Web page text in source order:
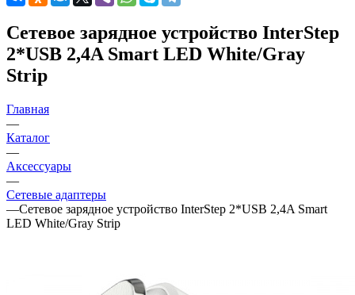
Сетевое зарядное устройство InterStep
2*USB 2,4A Smart LED White/Gray
Strip
Главная
—
Каталог
—
Аксессуары
—
Сетевые адаптеры
—Сетевое зарядное устройство InterStep 2*USB 2,4A Smart
LED White/Gray Strip